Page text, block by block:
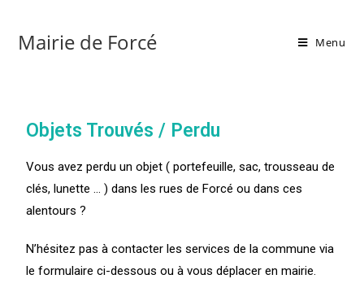
Mairie de Forcé Menu
Objets Trouvés / Perdu
Vous avez perdu un objet ( portefeuille, sac, trousseau de
clés, lunette … ) dans les rues de Forcé ou dans ces
alentours ?
N’hésitez pas à contacter les services de la commune via
le formulaire ci-dessous ou à vous déplacer en mairie.